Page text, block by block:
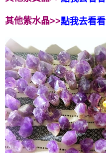
其他紫水晶>>點我去看看